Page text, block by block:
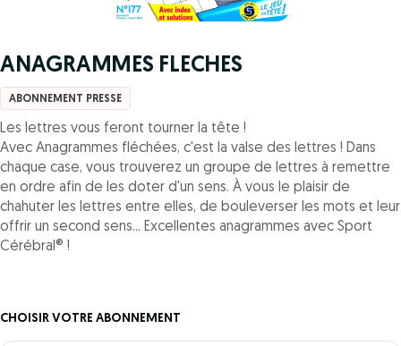
ANAGRAMMES FLECHES
ABONNEMENT PRESSE
Les lettres vous feront tourner la tête !
Avec Anagrammes fléchées, c'est la valse des lettres ! Dans
chaque case, vous trouverez un groupe de lettres à remettre
en ordre afin de les doter d'un sens. À vous le plaisir de
chahuter les lettres entre elles, de bouleverser les mots et leur
offrir un second sens... Excellentes anagrammes avec Sport
Cérébral® !
CHOISIR VOTRE ABONNEMENT